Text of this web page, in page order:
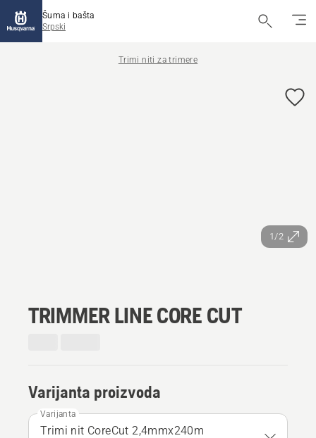
Šuma i bašta
Srpski
Trimi niti za trimere
1/2
TRIMMER LINE CORE CUT
Varijanta proizvoda
Varijanta
Trimi nit CoreCut 2,4mmx240m